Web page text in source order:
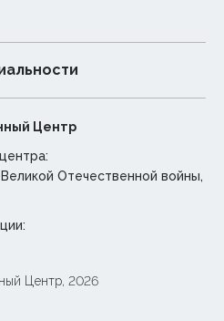
Центр
Отечественной войны,
Центр, 2026